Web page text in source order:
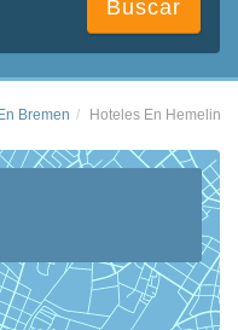
Buscar
Bremen Hoteles En